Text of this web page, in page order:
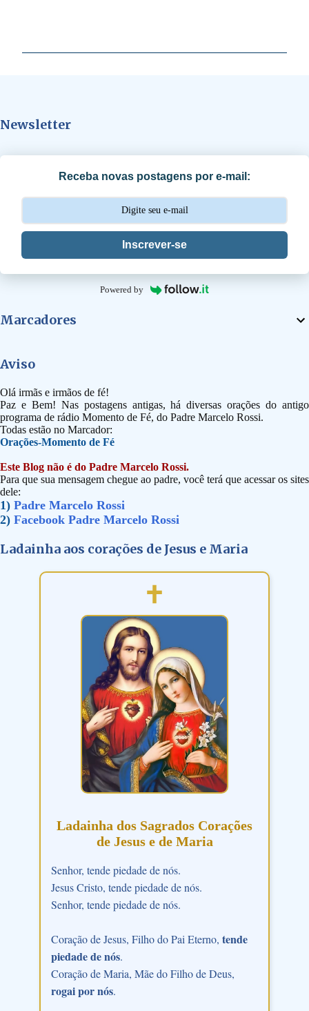
á
s
Newsletter
Receba novas postagens por e-mail:
Inscrever-se
Powered by
Marcadores
Aviso
Olá irmãs e irmãos de fé!
Paz e Bem! Nas postagens antigas, há diversas orações do antigo
programa de rádio Momento de Fé, do Padre Marcelo Rossi.
Todas estão no Marcador:
Orações-Momento de Fé
Este Blog não é do Padre Marcelo Rossi.
Para que sua mensagem chegue ao padre, você terá que acessar os sites
dele:
1) Padre Marcelo Rossi
2) Facebook Padre Marcelo Rossi
Ladainha aos corações de Jesus e Maria
Ladainha dos Sagrados Corações
de Jesus e de Maria
Senhor, tende piedade de nós.
Jesus Cristo, tende piedade de nós.
Senhor, tende piedade de nós.
Coração de Jesus, Filho do Pai Eterno, tende
piedade de nós.
Coração de Maria, Mãe do Filho de Deus,
rogai por nós.